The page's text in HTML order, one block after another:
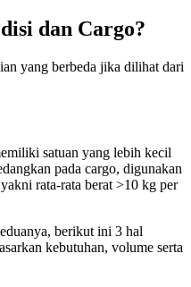
dan Cargo?
yang berbeda jika dilihat dari
satuan yang lebih kecil
pada cargo, digunakan
rata-rata berat >10 kg per
berikut ini 3 hal
kebutuhan, volume serta